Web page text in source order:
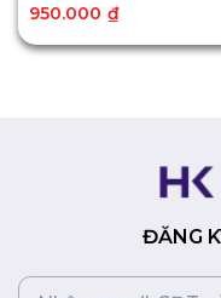
950.000 ₫
ĐĂNG